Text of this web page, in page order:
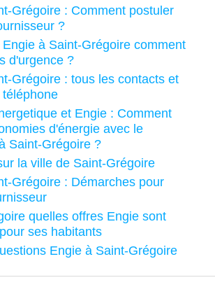
Grégoire : Comment postuler
?
à Saint-Grégoire comment
d'urgence ?
Grégoire : tous les contacts et
et Engie : Comment
d'énergie avec le
Saint-Grégoire ?
la ville de Saint-Grégoire
Grégoire : Démarches pour
quelles offres Engie sont
ses habitants
Engie à Saint-Grégoire